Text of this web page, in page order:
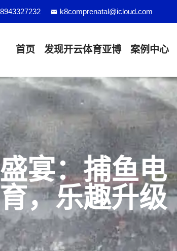
k8comprenatal@icloud.com
首页 发现开云体育亚博 案例中心
宴：捕鱼电
，乐趣升级